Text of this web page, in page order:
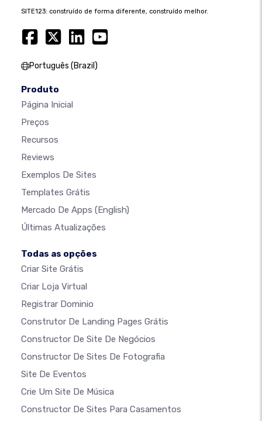
SITE123: construído de forma diferente, construído melhor.
Português (Brazil)
Produto
Página Inicial
Preços
Recursos
Reviews
Exemplos De Sites
Templates Grátis
Mercado De Apps (English)
Últimas Atualizações
Todas as opções
Criar Site Grátis
Criar Loja Virtual
Registrar Dominio
Construtor De Landing Pages Grátis
Constructor De Site De Negócios
Constructor De Sites De Fotografia
Site De Eventos
Crie Um Site De Música
Constructor De Sites Para Casamentos